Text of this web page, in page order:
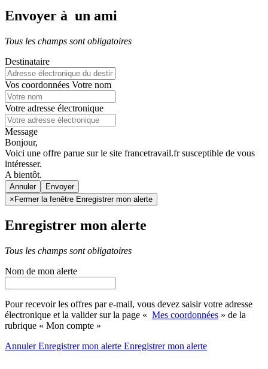
Envoyer à un ami
Tous les champs sont obligatoires
Destinataire
Vos coordonnées Votre nom
Votre adresse électronique
Message
Bonjour,
Voici une offre parue sur le site francetravail.fr susceptible de vous
intéresser.
A bientôt.
Annuler
× Fermer la fenêtre Enregistrer mon alerte
Enregistrer mon alerte
Tous les champs sont obligatoires
Nom de mon alerte
Pour recevoir les offres par e-mail, vous devez saisir votre adresse
électronique et la valider sur la page « Mes coordonnées » de la
rubrique « Mon compte »
AnnulerEnregistrer mon alerte Enregistrermon alerte